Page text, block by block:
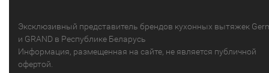
Эксклюзивный представитель брендов кухонных вытяжек
и GRAND в Республике Беларусь
Информация, размещенная на сайте, не является публичной
офертой.